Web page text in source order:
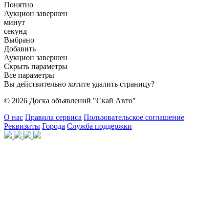
Понятно
Аукцион завершен
минут
секунд
Выбрано
Добавить
Аукцион завершен
Скрыть параметры
Все параметры
Вы действительно хотите удалить страницу?
© 2026 Доска объявлений "Скай Авто"
О нас Правила сервиса Пользовательское соглашение
Реквизиты Города Служба поддержки